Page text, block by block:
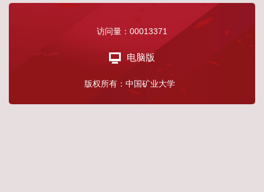
访问量： 00013371
电脑版
版权所有：中国矿业大学